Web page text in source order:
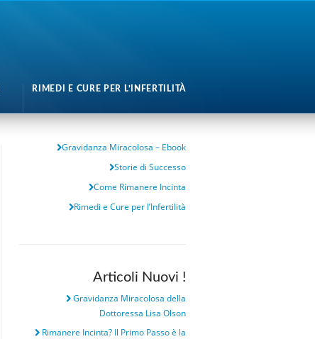
RIMEDI E CURE PER L’INFERTILITÀ
Gravidanza Miracolosa – Ebook
Storie di Successo
Come Rimanere Incinta
Rimedi e Cure per l’Infertilità
Articoli Nuovi !
Gravidanza Miracolosa della
Dottoressa Lisa Olson
Rimanere Incinta? Il Primo Passo è la